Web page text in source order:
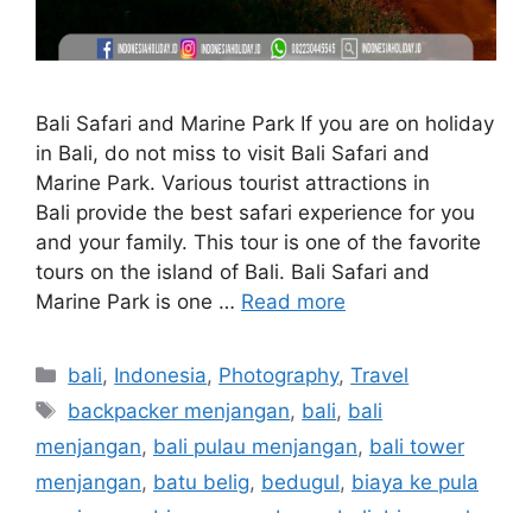
Bali Safari and Marine Park If you are on holiday
in Bali, do not miss to visit Bali Safari and
Marine Park. Various tourist attractions in
Bali provide the best safari experience for you
and your family. This tour is one of the favorite
tours on the island of Bali. Bali Safari and
Marine Park is one … Read more
bali, Indonesia, Photography,Travel
backpacker menjangan, bali, bali
menjangan, bali pulau menjangan, bali tower
menjangan, batu belig, bedugul, biaya ke pula